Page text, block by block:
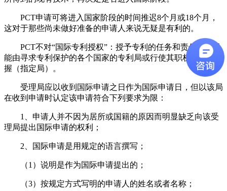
PCT申请可将进入国家阶段的时间推迟8个月或18个月，
这对于那些尚未做好准备的申请人来说无疑是有利的。
PCT不对“国际专利授权”：授予专利的任务和责任仍然只
能由寻求专利保护的各个国家的专利局或行使其职权的机构掌
握（指定局）。
受理局应以收到国际申请之日作为国际申请日，但以该局
在收到申请时认定该申请符合下列要求为限：
1、申请人并不因为居所或国籍的原因而明显缺乏向该受
理局提出国际申请的权利；
2、国际申请是用规定的语言撰写；
（1）说明是作为国际申请提出的；
（3）按规定方式写明的申请人的姓名或者名称；